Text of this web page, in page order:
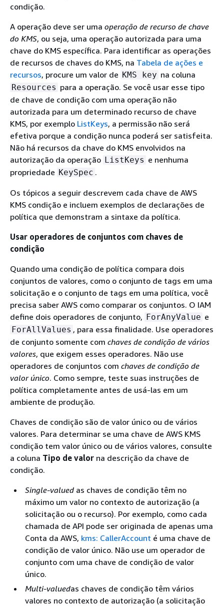
condição.
A operação deve ser uma operação de recurso de chave
do KMS, ou seja, uma operação autorizada para uma
chave do KMS específica. Para identificar as operações
de recursos de chaves do KMS, na Tabela de ações e
recursos, procure um valor de KMS key na coluna
Resources para a operação. Se você usar esse tipo
de chave de condição com uma operação não
autorizada para um determinado recurso de chave
KMS, por exemplo ListKeys, a permissão não será
efetiva porque a condição nunca poderá ser satisfeita.
Não há recursos da chave do KMS envolvidos na
autorização da operação ListKeys e nenhuma
propriedade KeySpec .
Os tópicos a seguir descrevem cada chave de AWS
KMS condição e incluem exemplos de declarações de
política que demonstram a sintaxe da política.
Usar operadores de conjuntos com chaves de
condição
Quando uma condição de política compara dois
conjuntos de valores, como o conjunto de tags em uma
solicitação e o conjunto de tags em uma política, você
precisa saber AWS como comparar os conjuntos. O IAM
define dois operadores de conjunto, ForAnyValue e
ForAllValues , para essa finalidade. Use operadores
de conjunto somente com chaves de condição de vários
valores, que exigem esses operadores. Não use
operadores de conjuntos com chaves de condição de
valor único. Como sempre, teste suas instruções de
política completamente antes de usá-las em um
ambiente de produção.
Chaves de condição são de valor único ou de vários
valores. Para determinar se uma chave de AWS KMS
condição tem valor único ou de vários valores, consulte
a coluna Tipo de valor na descrição da chave de
condição.
Single-valued as chaves de condição têm no
máximo um valor no contexto de autorização (a
solicitação ou o recurso). Por exemplo, como cada
chamada de API pode ser originada de apenas uma
Conta da AWS, kms: CallerAccount é uma chave de
condição de valor único. Não use um operador de
conjunto com uma chave de condição de valor
único.
Multi-valuedas chaves de condição têm vários
valores no contexto de autorização (a solicitação